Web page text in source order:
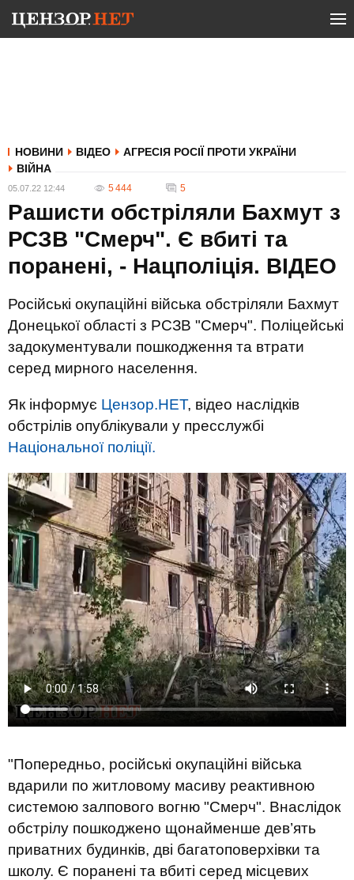
НОВИНИ ВІДЕО
АГРЕСІЯ РОСІЇ ПРОТИ УКРАЇНИ
ВІЙНА
05.07.22 12:44 5 444 5
Рашисти обстріляли Бахмут з
РСЗВ "Смерч". Є вбиті та
поранені, - Нацполіція. ВIДЕО
Російські окупаційні війська обстріляли Бахмут
Донецької області з РСЗВ "Смерч". Поліцейські
задокументували пошкодження та втрати
серед мирного населення.
Як інформує Цензор.НЕТ, відео наслідків
обстрілів опублікували у пресслужбі
Національної поліції.
"Попередньо, російські окупаційні війська
вдарили по житловому масиву реактивною
системою залпового вогню "Смерч". Внаслідок
обстрілу пошкоджено щонайменше дев’ять
приватних будинків, дві багатоповерхівки та
школу. Є поранені та вбиті серед місцевих